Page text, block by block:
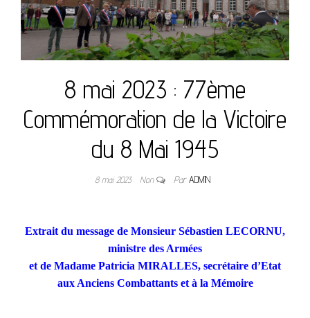
8 mai 2023 : 77ème
Commémoration de la Victoire
du 8 Mai 1945
8 mai 2023 Non ParADMIN
Extrait du message de Monsieur Sébastien LECORNU,
ministre des Armées
et de Madame Patricia MIRALLES, secrétaire d’Etat
aux Anciens Combattants et à la Mémoire